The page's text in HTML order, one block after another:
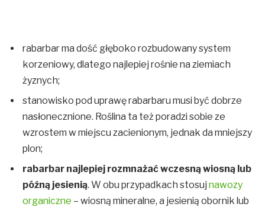
rabarbar ma dość głęboko rozbudowany system
korzeniowy, dlatego najlepiej rośnie na ziemiach
żyznych;
stanowisko pod uprawę rabarbaru musi być dobrze
nasłonecznione. Roślina ta też poradzi sobie ze
wzrostem w miejscu zacienionym, jednak da mniejszy
plon;
rabarbar najlepiej rozmnażać wczesną wiosną lub
późną jesienią. W obu przypadkach stosuj nawozy
organiczne – wiosną mineralne, a jesienią obornik lub